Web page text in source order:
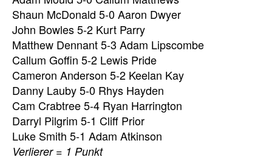
Shaun McDonald 5-0 Aaron Dwyer
John Bowles 5-2 Kurt Parry
Matthew Dennant 5-3 Adam Lipscombe
Callum Goffin 5-2 Lewis Pride
Cameron Anderson 5-2 Keelan Kay
Danny Lauby 5-0 Rhys Hayden
Cam Crabtree 5-4 Ryan Harrington
Darryl Pilgrim 5-1 Cliff Prior
Luke Smith 5-1 Adam Atkinson
Verlierer = 1 Punkt